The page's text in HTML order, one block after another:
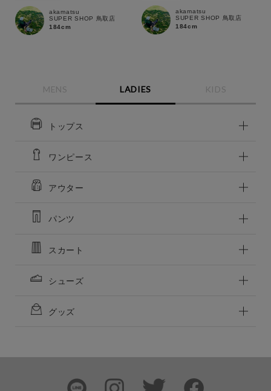
akamatsu
SUPER SHOP 鳥取店
184cm
akamatsu
SUPER SHOP 鳥取店
184cm
MENS LADIES KIDS
トップス
ワンピース
アウター
パンツ
スカート
シューズ
グッズ